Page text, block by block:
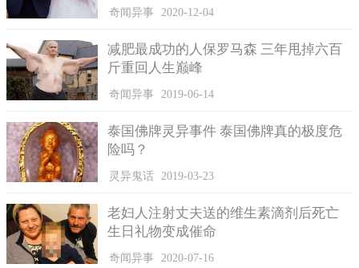
黛比受伤前相当热爱运动。
更惨的是，黛比的皮肤也开始出现问题，变得相当敏感，她
在上周染上红斑性狼疮，这让她几乎随时都觉得不适。黛比难过
痛，我从中了解到，自己真的很需要有个健康的脊椎。
奇闻异事 2020-12-04
减肥最成功的人保罗马森 三年甩掉六百
斤重回人生巅峰
奇闻异事 2019-06-14
泰国佛牌灵异事件 泰国佛牌真的极度危
险吗？
灵异鬼话 2019-03-23
老妇人注射丈夫送的维生素滴剂后死亡
生日礼物变成催命
奇闻异事 2020-07-16